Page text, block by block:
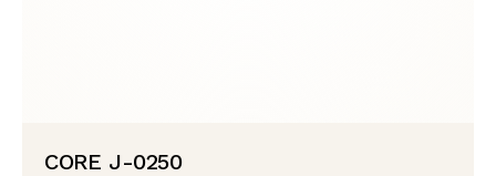
CORE J-0250